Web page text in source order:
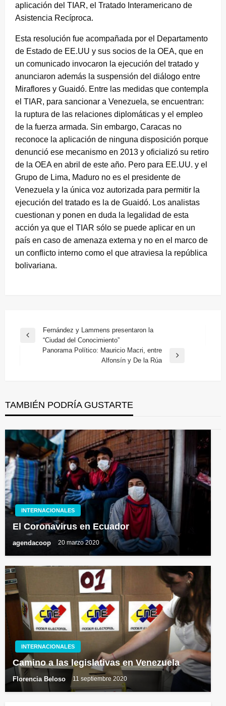
aplicación del TIAR, el Tratado Interamericano de
Asistencia Recíproca.
Esta resolución fue acompañada por el Departamento
de Estado de EE.UU y sus socios de la OEA, que en
un comunicado invocaron la ejecución del tratado y
anunciaron además la suspensión del diálogo entre
Miraflores y Guaidó. Entre las medidas que contempla
el TIAR, para sancionar a Venezuela, se encuentran:
la ruptura de las relaciones diplomáticas y el empleo
de la fuerza armada. Sin embargo, Caracas no
reconoce la aplicación de ninguna disposición porque
denunció ese mecanismo en 2013 y oficializó su retiro
de la OEA en abril de este año. Pero para EE.UU. y el
Grupo de Lima, Maduro no es el presidente de
Venezuela y la única voz autorizada para permitir la
ejecución del tratado es la de Guaidó. Los analistas
cuestionan y ponen en duda la legalidad de esta
acción ya que el TIAR sólo se puede aplicar en un
país en caso de amenaza externa y no en el marco de
un conflicto interno como el que atraviesa la república
bolivariana.
Navegación
Entrada
Fernández y Lammens presentaron la
“Ciudad del Conocimiento”
Panorama Político: Mauricio Macri, entre
Alfonsín y De la Rúa
TAMBIÉN PODRÍA GUSTARTE
INTERNACIONALES
El Coronavirus en Ecuador
agendacoop 20 marzo 2020
INTERNACIONALES
Camino a las legislativas en Venezuela
Florencia Beloso 11 septiembre 2020